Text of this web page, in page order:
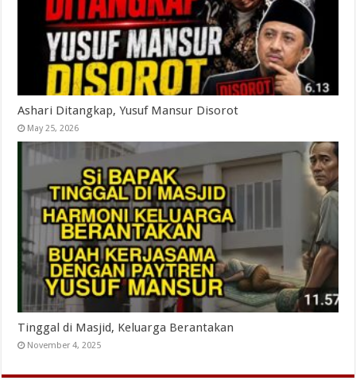
Ashari Ditangkap, Yusuf Mansur Disorot
May 25, 2026
Tinggal di Masjid, Keluarga Berantakan
November 4, 2025